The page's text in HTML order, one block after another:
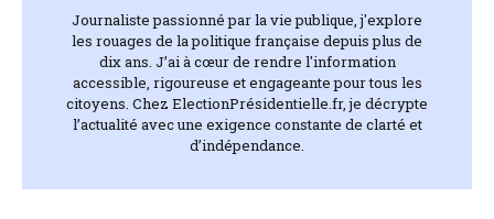
Journaliste passionné par la vie publique, j'explore
les rouages de la politique française depuis plus de
dix ans. J’ai à cœur de rendre l'information
accessible, rigoureuse et engageante pour tous les
citoyens. Chez ElectionPrésidentielle.fr, je décrypte
l’actualité avec une exigence constante de clarté et
d’indépendance.